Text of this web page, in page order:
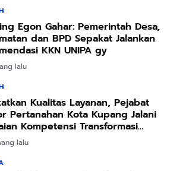
Egon Gahar: Pemerintah Desa,
dan BPD Sepakat Jalankan
KKN UNIPA gy
lalu
Kualitas Layanan, Pejabat
Pertanahan Kota Kupang Jalani
Kompetensi Transformasi
lalu